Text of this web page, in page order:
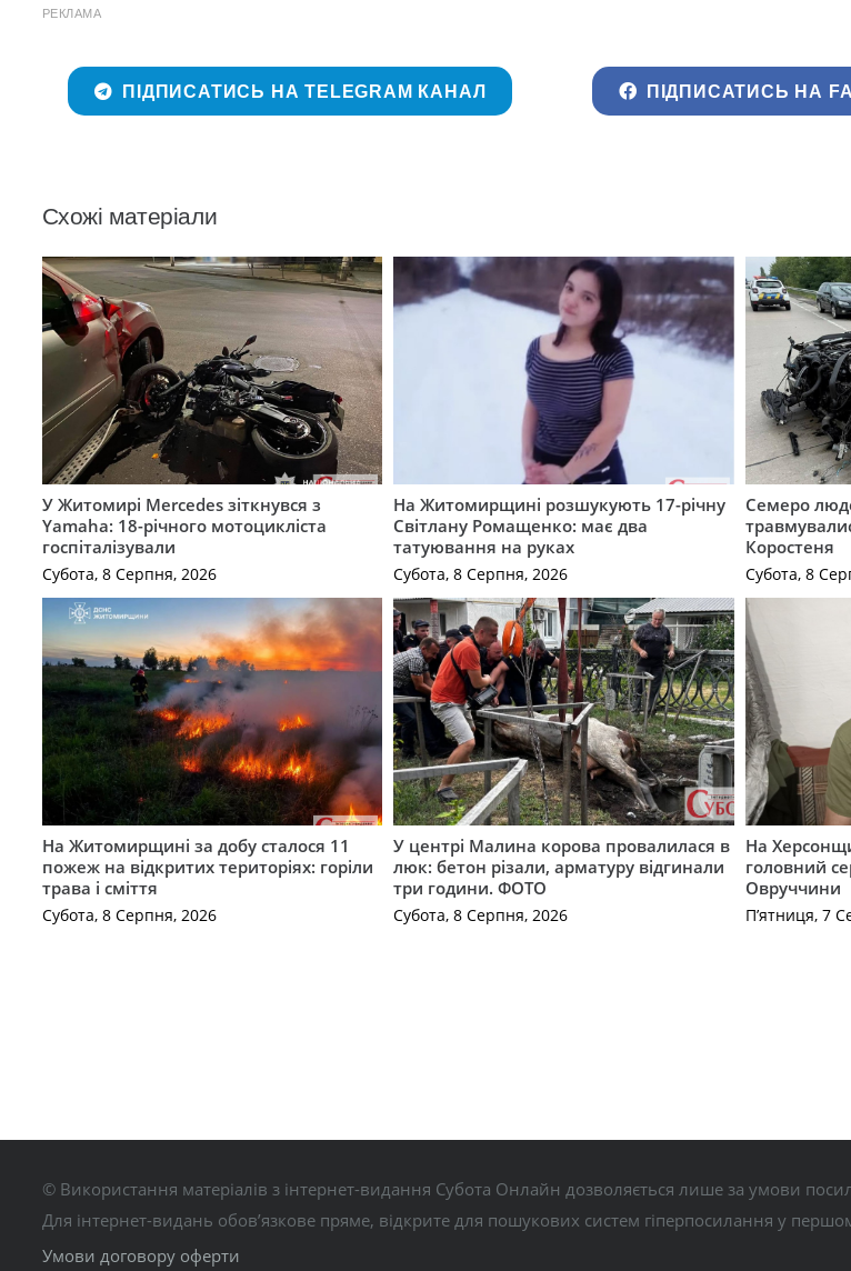
РЕКЛАМА
ПІДПИСАТИСЬ НА TELEGRAM КАНАЛ ПІДПИСАТИСЬ НА
Схожі матеріали
У Житомирі Mercedes зіткнувся з
Yamaha: 18-річного мотоцикліста
госпіталізували
Субота, 8 Серпня, 2026
На Житомирщині розшукують 17-річну
Світлану Ромащенко: має два
татуювання на руках
Субота, 8 Серпня, 2026
Семеро
Коростеня
Субота, 8
На Житомирщині за добу сталося 11
пожеж на відкритих територіях: горіли
трава і сміття
Субота, 8 Серпня, 2026
У центрі Малина корова провалилася в
люк: бетон різали, арматуру відгинали
три години. ФОТО
Субота, 8 Серпня, 2026
На
головний
Овруччини
П’ятниця, 7
© Використання матеріалів з інтернет-видання Субота Онлайн дозволяється лише за умови
Для інтернет-видань обов’язкове пряме, відкрите для пошукових систем гіперпосилання у
Умови договору оферти